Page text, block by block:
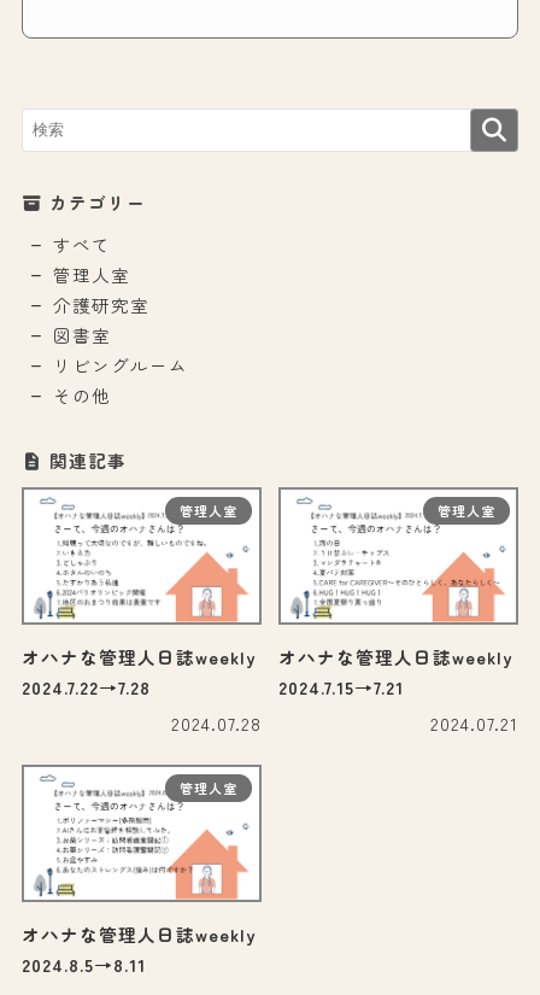
カテゴリー
すべて
管理人室
介護研究室
図書室
リビングルーム
その他
関連記事
管理人室
オハナな管理人日誌weekly
2024.7.22→7.28
2024.07.28
管理人室
オハナな管理人日誌weekly
2024.7.15→7.21
2024.07.21
管理人室
オハナな管理人日誌weekly
2024.8.5→8.11